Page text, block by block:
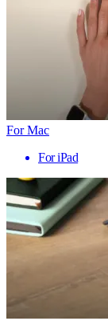
For Mac
For iPad